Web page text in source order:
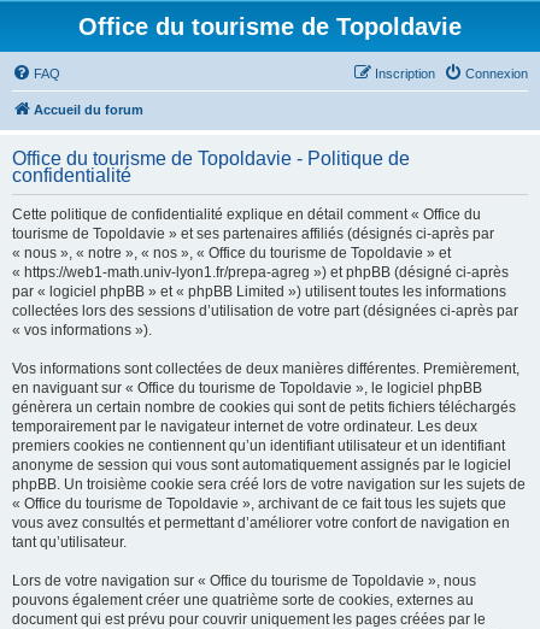
Office du tourisme de Topoldavie
FAQ Connexion
Inscription
Accueil du forum
Office du tourisme de Topoldavie - Politique de
confidentialité
Cette politique de confidentialité explique en détail comment « Office du
tourisme de Topoldavie » et ses partenaires affiliés (désignés ci-après par
« nous », « notre », « nos », « Office du tourisme de Topoldavie » et
« https://web1-math.univ-lyon1.fr/prepa-agreg ») et phpBB (désigné ci-après
par « logiciel phpBB » et « phpBB Limited ») utilisent toutes les informations
collectées lors des sessions d’utilisation de votre part (désignées ci-après par
« vos informations »).
Vos informations sont collectées de deux manières différentes. Premièrement,
en naviguant sur « Office du tourisme de Topoldavie », le logiciel phpBB
génèrera un certain nombre de cookies qui sont de petits fichiers téléchargés
temporairement par le navigateur internet de votre ordinateur. Les deux
premiers cookies ne contiennent qu’un identifiant utilisateur et un identifiant
anonyme de session qui vous sont automatiquement assignés par le logiciel
phpBB. Un troisième cookie sera créé lors de votre navigation sur les sujets de
« Office du tourisme de Topoldavie », archivant de ce fait tous les sujets que
vous avez consultés et permettant d’améliorer votre confort de navigation en
tant qu’utilisateur.
Lors de votre navigation sur « Office du tourisme de Topoldavie », nous
pouvons également créer une quatrième sorte de cookies, externes au
document qui est prévu pour couvrir uniquement les pages créées par le